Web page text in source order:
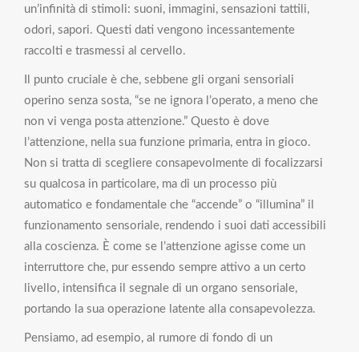
un’infinità di stimoli: suoni, immagini, sensazioni tattili,
odori, sapori. Questi dati vengono incessantemente
raccolti e trasmessi al cervello.
Il punto cruciale è che, sebbene gli organi sensoriali
operino senza sosta, “se ne ignora l’operato, a meno che
non vi venga posta attenzione.” Questo è dove
l’attenzione, nella sua funzione primaria, entra in gioco.
Non si tratta di scegliere consapevolmente di focalizzarsi
su qualcosa in particolare, ma di un processo più
automatico e fondamentale che “accende” o “illumina” il
funzionamento sensoriale, rendendo i suoi dati accessibili
alla coscienza. È come se l’attenzione agisse come un
interruttore che, pur essendo sempre attivo a un certo
livello, intensifica il segnale di un organo sensoriale,
portando la sua operazione latente alla consapevolezza.
Pensiamo, ad esempio, al rumore di fondo di un